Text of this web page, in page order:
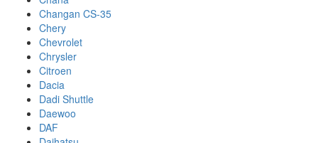
Changan CS-35
Chery
Chevrolet
Chrysler
Citroen
Dacia
Dadi Shuttle
Daewoo
DAF